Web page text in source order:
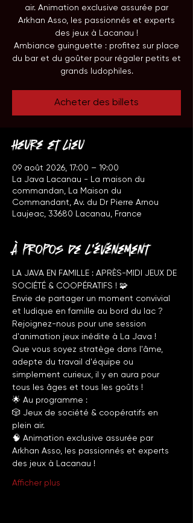
air. Animation exclusive assurée par
Arkhan Asso, les passionnés et experts
des jeux à Lacanau !
Ambiance guinguette : profitez sur place
du bar et du goûter pour régaler petits et
grands ludophiles.
Acheter des billets
Heure et lieu
09 août 2026, 17:00 – 19:00
La Java Lacanau - La maison du
commandan, La Maison du
Commandant, Av. du Dr Pierre Arnou
Laujeac, 33680 Lacanau, France
À propos de l'événement
LA JAVA EN FAMILLE : APRÈS-MIDI JEUX DE
SOCIÉTÉ & COOPÉRATIFS ! 🧩
Envie de partager un moment convivial
et ludique en famille au bord du lac ?
Rejoignez-nous pour une session
d'animation jeux inédite à La Java !
Que vous soyez stratège dans l'âme,
adepte du travail d'équipe ou
simplement curieux, il y en aura pour
tous les âges et tous les goûts !
🌟 Au programme :
🎲 Jeux de société & coopératifs en
plein air.
🧠 Animation exclusive assurée par
Arkhan Asso, les passionnés et experts
des jeux à Lacanau !
Afficher plus